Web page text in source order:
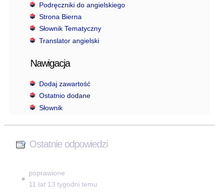
Podręczniki do angielskiego
Strona Bierna
Słownik Tematyczny
Translator angielski
Nawigacja
Dodaj zawartość
Ostatnio dodane
Słownik
Ostatnie odpowiedzi
poprawione
11 lat 13 tygodni temu